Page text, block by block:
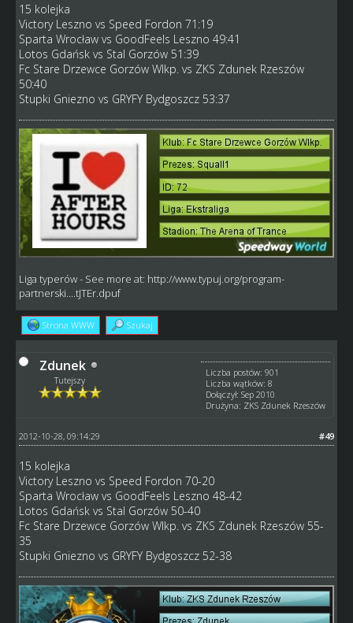
15 kolejka
Victory Leszno vs Speed Fordon 71:19
Sparta Wrocław vs GoodFeels Leszno 49:41
Lotos Gdańsk vs Stal Gorzów 51:39
Fc Stare Drzewce Gorzów Wlkp. vs ZKS Zdunek Rzeszów
50:40
Stupki Gniezno vs GRYFY Bydgoszcz 53:37
Liga typerów- See more at: http://www.typuj.org/program-
partnerski....tJTEr.dpuf
Strona WWW Szukaj
Zdunek
Tutejszy
Liczba postów: 901
Liczba wątków: 8
Dołączył: Sep 2010
Drużyna: ZKS Zdunek Rzeszów
#49
2012-10-28, 09:14:29
15 kolejka
Victory Leszno vs Speed Fordon 70-20
Sparta Wrocław vs GoodFeels Leszno 48-42
Lotos Gdańsk vs Stal Gorzów 50-40
Fc Stare Drzewce Gorzów Wlkp. vs ZKS Zdunek Rzeszów 55-
35
Stupki Gniezno vs GRYFY Bydgoszcz 52-38